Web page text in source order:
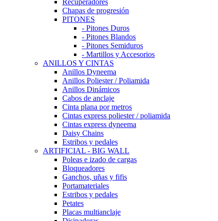
Recuperadores
Chapas de progresión
PITONES
- Pitones Duros
- Pitones Blandos
- Pitones Semiduros
- Martillos y Accesorios
ANILLOS Y CINTAS
Anillos Dyneema
Anillos Poliester / Poliamida
Anillos Dinámicos
Cabos de anclaje
Cinta plana por metros
Cintas express poliester / poliamida
Cintas express dyneema
Daisy Chains
Estribos y pedales
ARTIFICIAL - BIG WALL
Poleas e izado de cargas
Bloqueadores
Ganchos, uñas y fifis
Portamateriales
Estribos y pedales
Petates
Placas multianclaje